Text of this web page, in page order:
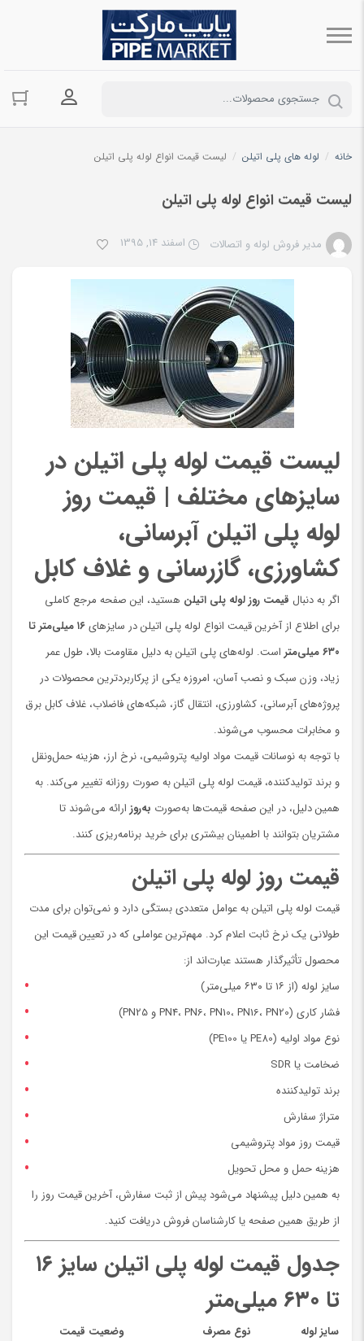
ورود به
خانه / لوله های پلی اتیلن / لیست قیمت انواع لوله پلی اتیلن
لیست قیمت انواع لوله پلی اتیلن
مدیر فروش لوله و اتصالات اسفند 14, 1395
لیست قیمت لوله پلی اتیلن در
سایزهای مختلف | قیمت روز
لوله پلی اتیلن آبرسانی،
کشاورزی، گازرسانی و غلاف کابل
اگر به دنبال قیمت روز لوله پلی اتیلن هستید، این صفحه مرجع کاملی
برای اطلاع از آخرین قیمت انواع لوله پلی اتیلن در سایزهای
۱۶ میلی‌متر تا
۶۳۰ میلی‌متر
است. لوله‌های پلی اتیلن به دلیل مقاومت بالا، طول عمر
زیاد، وزن سبک و نصب آسان، امروزه یکی از پرکاربردترین محصولات در
پروژه‌های آبرسانی، کشاورزی، انتقال گاز، شبکه‌های فاضلاب، غلاف کابل برق
و مخابرات محسوب می‌شوند.
با توجه به نوسانات قیمت مواد اولیه پتروشیمی، نرخ ارز، هزینه حمل‌ونقل
و برند تولیدکننده، قیمت لوله پلی اتیلن به صورت روزانه تغییر می‌کند. به
همین دلیل، در این صفحه قیمت‌ها به‌صورت به‌روز ارائه می‌شوند تا
مشتریان بتوانند با اطمینان بیشتری برای خرید برنامه‌ریزی کنند.
قیمت روز لوله پلی اتیلن
قیمت لوله پلی اتیلن به عوامل متعددی بستگی دارد و نمی‌توان برای مدت
طولانی یک نرخ ثابت اعلام کرد. مهم‌ترین عواملی که در تعیین قیمت این
محصول تأثیرگذار هستند عبارت‌اند از:
سایز لوله (از ۱۶ تا ۶۳۰ میلی‌متر)
فشار کاری (PN4، PN6، PN10، PN16، PN20 و PN25)
نوع مواد اولیه (PE80 یا PE100)
ضخامت یا SDR
برند تولیدکننده
متراژ سفارش
قیمت روز مواد پتروشیمی
هزینه حمل و محل تحویل
به همین دلیل پیشنهاد می‌شود پیش از ثبت سفارش، آخرین قیمت روز را
از طریق همین صفحه یا کارشناسان فروش دریافت کنید.
جدول قیمت لوله پلی اتیلن سایز ۱۶
تا ۶۳۰ میلی‌متر
سایز لوله نوع مصرف
وضعیت قیمت